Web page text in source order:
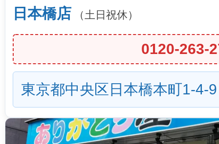
日本橋店 （土日祝休）
0120-263-
東京都中央区日本橋本町1-4-9